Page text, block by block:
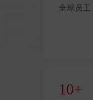
全球员工
10+